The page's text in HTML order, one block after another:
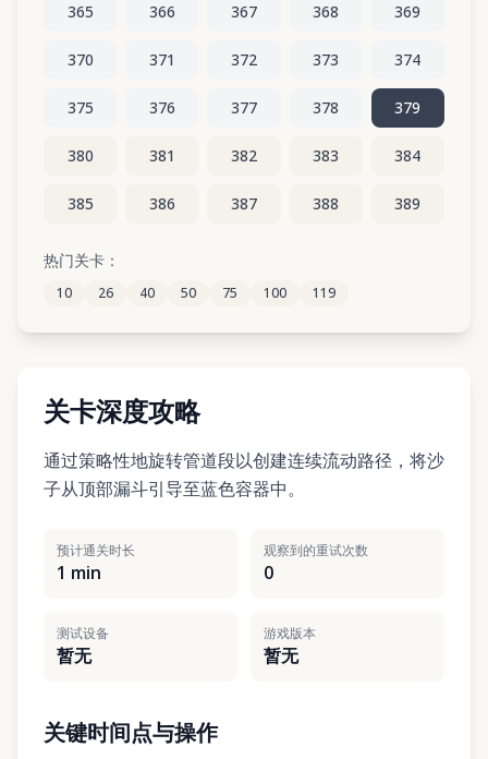
365 366 367 368 369
370 371 372 373 374
375 376 377 378 379
380 381 382 383 384
385 386 387 388 389
390
395 396 397 398
热门关卡：
10 26 40 50 75 100 119
关卡深度攻略
通过策略性地旋转管道段以创建连续流动路径，将沙
子从顶部漏斗引导至蓝色容器中。
预计通关时长
1 min
观察到的重试次数
0
测试设备
暂无
游戏版本
暂无
关键时间点与操作